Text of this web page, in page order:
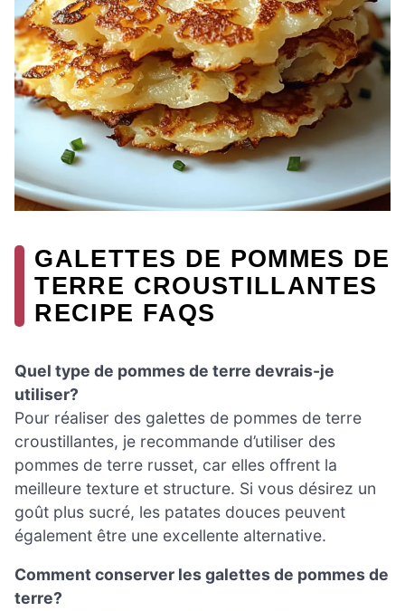
GALETTES DE POMMES DE
TERRE CROUSTILLANTES
RECIPE FAQS
Quel type de pommes de terre devrais-je
utiliser?
Pour réaliser des galettes de pommes de terre
croustillantes, je recommande d’utiliser des
pommes de terre russet, car elles offrent la
meilleure texture et structure. Si vous désirez un
goût plus sucré, les patates douces peuvent
également être une excellente alternative.
Comment conserver les galettes de pommes de
terre?